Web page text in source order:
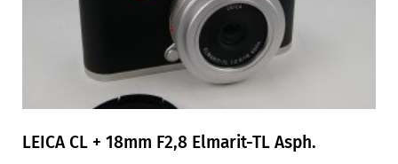
LEICA CL + 18mm F2,8 Elmarit-TL Asph.